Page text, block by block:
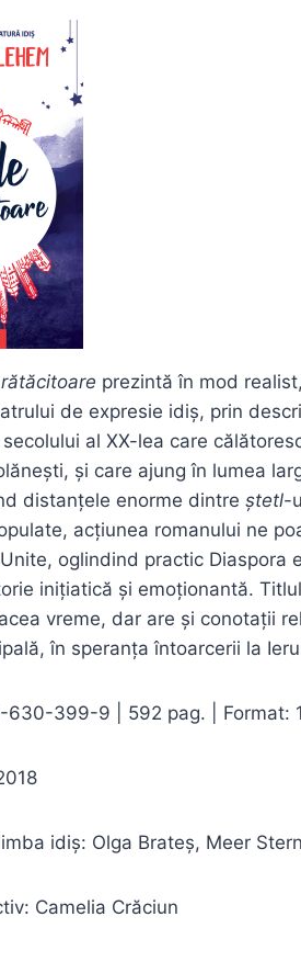
prezintă în mod
de expresie idiș, prin
al XX-lea care
și care ajung în lumea
distanțele enorme dintre ștetl-
acțiunea romanului ne
oglindind practic Diaspora
inițiatică și emoționantă.
vreme, dar are și conotații
în speranța întoarcerii la
630-399-9 | 592 pag. | Format:
idiș: Olga Brateș, Meer
Camelia Crăciun